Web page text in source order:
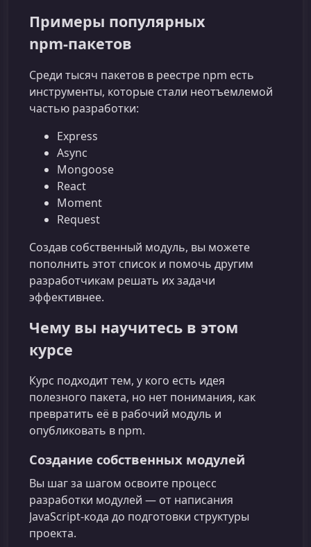
Примеры популярных
npm‑пакетов
Среди тысяч пакетов в реестре npm есть
инструменты, которые стали неотъемлемой
частью разработки:
Express
Async
Mongoose
React
Moment
Request
Создав собственный модуль, вы можете
пополнить этот список и помочь другим
разработчикам решать их задачи
эффективнее.
Чему вы научитесь в этом
курсе
Курс подходит тем, у кого есть идея
полезного пакета, но нет понимания, как
превратить её в рабочий модуль и
опубликовать в npm.
Создание собственных модулей
Вы шаг за шагом освоите процесс
разработки модулей — от написания
JavaScript-кода до подготовки структуры
проекта.